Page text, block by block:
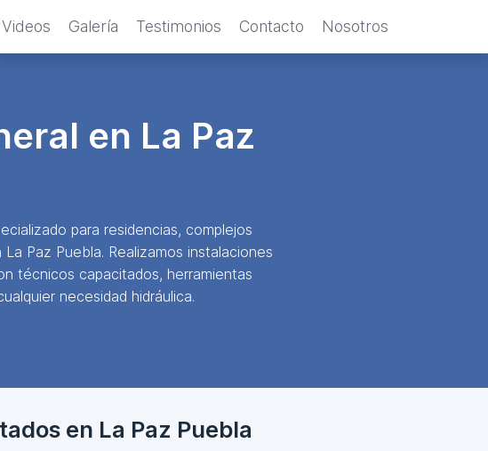
Videos Galería Testimonios Contacto Nosotros
en La Paz
para residencias, complejos
Paz Puebla. Realizamos instalaciones
técnicos capacitados, herramientas
necesidad hidráulica.
en La Paz Puebla